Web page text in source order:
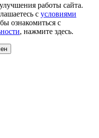
работы сайта.
с условиями
ознакомиться с
, нажмите здесь.